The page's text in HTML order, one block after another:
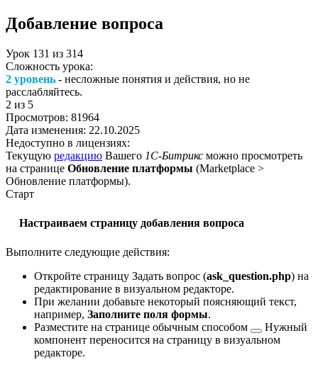
Добавление вопроса
Урок 131 из 314
Сложность урока:
2 уровень - несложные понятия и действия, но не
расслабляйтесь.
2 из 5
Просмотров: 81964
Дата изменения: 22.10.2025
Недоступно в лицензиях:
Текущую редакцию Вашего 1С-Битрикс можно просмотреть
на странице Обновление платформы (Marketplace >
Обновление платформы).
Старт
Настраиваем страницу добавления вопроса
Выполните следующие действия:
Откройте страницу Задать вопрос (ask_question.php) на
редактирование в визуальном редакторе.
При желании добавьте некоторый поясняющий текст,
например, Заполните поля формы.
Разместите на странице обычным способом
Нужный
компонент переносится на страницу в визуальном
редакторе.